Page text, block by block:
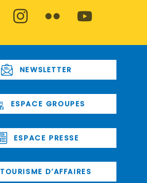
NEWSLETTER
ESPACE GROUPES
ESPACE PRESSE
TOURISME D’AFFAIRES